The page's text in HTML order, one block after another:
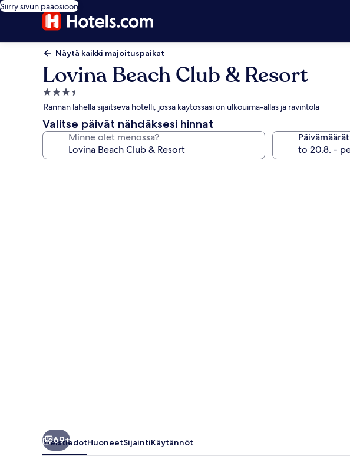
Siirry sivun pääosioon
Näytä kaikki majoituspaikat
Lovina Beach Club & Resort
3.5
tähden
majoituspaikka
Rannan lähellä sijaitseva hotelli, jossa käytössäsi on ulkouima-allas ja ravintola
Valitse päivät nähdäksesi hinnat
Minne olet menossa? Päivämäärät
69+
YleistiedotHuoneetSijaintiKäytännöt